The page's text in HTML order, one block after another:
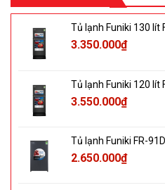
Tủ lạnh Funiki 130 lít
3.350.000₫
Tủ lạnh Funiki 120 lít
3.550.000₫
Tủ lạnh Funiki FR-
2.650.000₫